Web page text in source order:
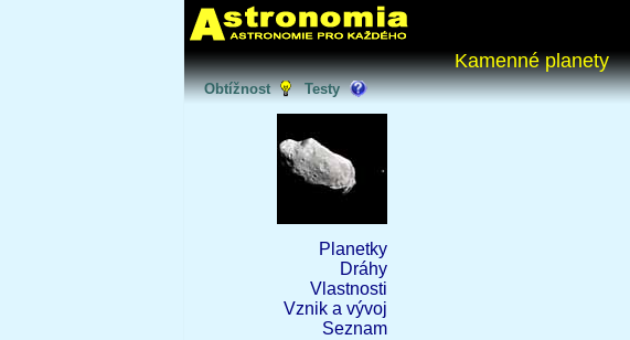
Kamenné planety
Obtížnost Testy
Planetky
Dráhy
Vlastnosti
Vznik a vývoj
Seznam